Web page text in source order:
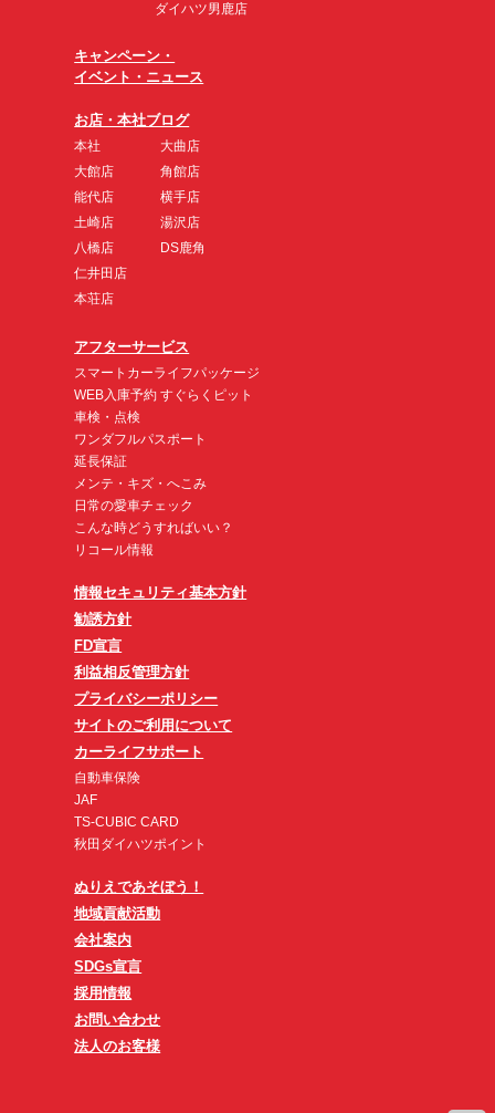
ダイハツ男鹿店
キャンペーン・
イベント・ニュース
お店・本社ブログ
本社
大館店
能代店
土崎店
八橋店
仁井田店
本荘店
大曲店
角館店
横手店
湯沢店
DS鹿角
アフターサービス
スマートカーライフパッケージ
WEB入庫予約 すぐらくピット
車検・点検
ワンダフルパスポート
延長保証
メンテ・キズ・へこみ
日常の愛車チェック
こんな時どうすればいい？
リコール情報
情報セキュリティ基本方針
勧誘方針
FD宣言
利益相反管理方針
プライバシーポリシー
サイトのご利用について
カーライフサポート
自動車保険
JAF
TS-CUBIC CARD
秋田ダイハツポイント
ぬりえであそぼう！
地域貢献活動
会社案内
SDGs宣言
採用情報
お問い合わせ
法人のお客様